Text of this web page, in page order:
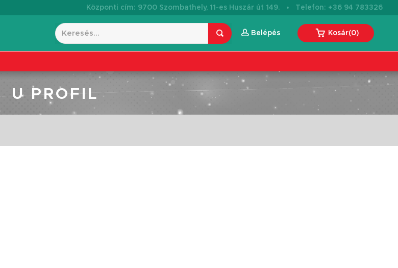
Központi cím: 9700 Szombathely, 11-es Huszár út 149. · Telefon: +36 94 783326
Belépés Kosár(0)
U PROFIL